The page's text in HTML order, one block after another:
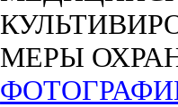
МЕРЫ